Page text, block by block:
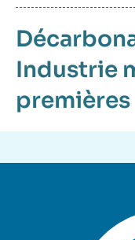
Industrie
premières